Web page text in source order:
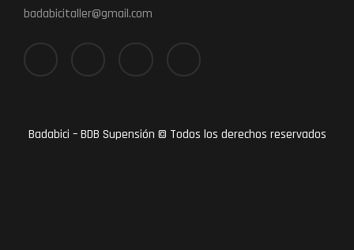
badabicitaller@gmail.com
Badabici – BDB Supensión © Todos los derechos reservados